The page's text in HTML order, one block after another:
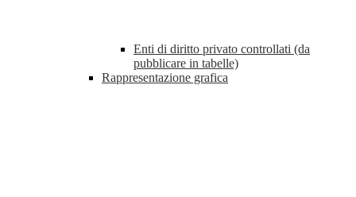
Enti di diritto privato controllati (da
pubblicare in tabelle)
Rappresentazione grafica